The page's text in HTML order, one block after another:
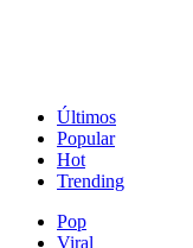
Últimos
Popular
Hot
Trending
Pop
Viral